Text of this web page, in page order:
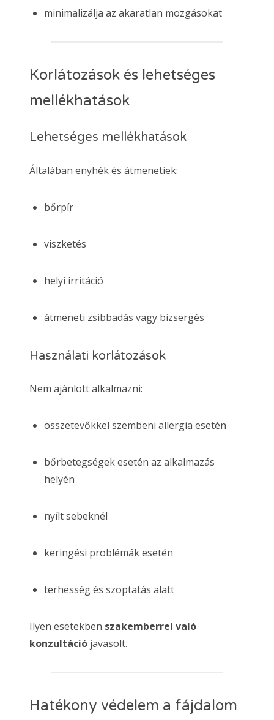
minimalizálja az akaratlan mozgásokat
Korlátozások és lehetséges
mellékhatások
Lehetséges mellékhatások
Általában enyhék és átmenetiek:
bőrpír
viszketés
helyi irritáció
átmeneti zsibbadás vagy bizsergés
Használati korlátozások
Nem ajánlott alkalmazni:
összetevőkkel szembeni allergia esetén
bőrbetegségek esetén az alkalmazás
helyén
nyílt sebeknél
keringési problémák esetén
terhesség és szoptatás alatt
Ilyen esetekben szakemberrel való
konzultáció javasolt.
Hatékony védelem a fájdalom